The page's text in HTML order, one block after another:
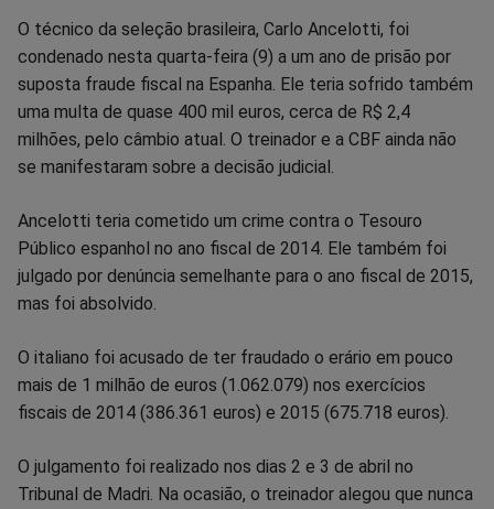
Compartilhar
no
Facebook
Compartilhar
no
Whatsapp
Compartilhar
no
Twitter
Compartilhar
no
Messenger
Compartilhar
no
Telegram
no
Gettr
O técnico da seleção brasileira, Carlo Ancelotti, foi
condenado nesta quarta-feira (9) a um ano de prisão por
suposta fraude fiscal na Espanha. Ele teria sofrido também
uma multa de quase 400 mil euros, cerca de R$ 2,4
milhões, pelo câmbio atual. O treinador e a CBF ainda não
se manifestaram sobre a decisão judicial.
Ancelotti teria cometido um crime contra o Tesouro
Público espanhol no ano fiscal de 2014. Ele também foi
julgado por denúncia semelhante para o ano fiscal de 2015,
mas foi absolvido.
O italiano foi acusado de ter fraudado o erário em pouco
mais de 1 milhão de euros (1.062.079) nos exercícios
fiscais de 2014 (386.361 euros) e 2015 (675.718 euros).
O julgamento foi realizado nos dias 2 e 3 de abril no
Tribunal de Madri. Na ocasião, o treinador alegou que nunca